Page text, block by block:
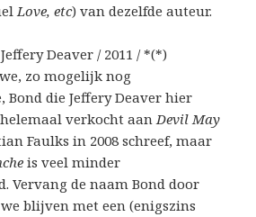
Love, etc) van dezelfde auteur.
Deaver / 2011 / *(*)
zo mogelijk nog
Bond die Jeffery Deaver hier
helemaal verkocht aanDevil May
Faulks in 2008 schreef, maar
is veel minder
Vervang de naam Bond door
blijven met een (enigszins